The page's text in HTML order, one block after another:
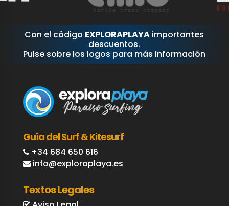
Con el código EXPLORAPLAYA importantes
descuentos.
Pulse sobre los logos para más información
Guía del Surf & Kitesurf
+34 684 650 616
info@exploraplaya.es
Textos Legales